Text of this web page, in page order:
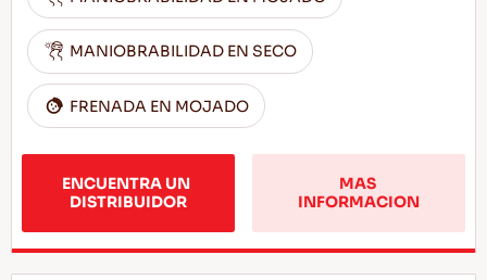
MANIOBRABILIDAD EN SECO
FRENADA EN MOJADO
ENCUENTRA UN
DISTRIBUIDOR
MAS
INFORMACION